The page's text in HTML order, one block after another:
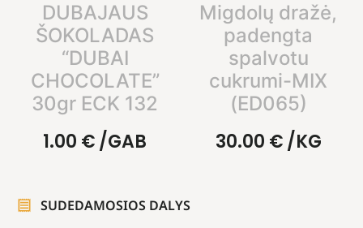
DUBAJAUS
ŠOKOLADAS
“DUBAI
CHOCOLATE”
30gr ECK 132
1.00 €/GAB
Migdolų dražė,
padengta
spalvotu
cukrumi-MIX
(ED065)
30.00 €/KG
SUDEDAMOSIOS DALYS